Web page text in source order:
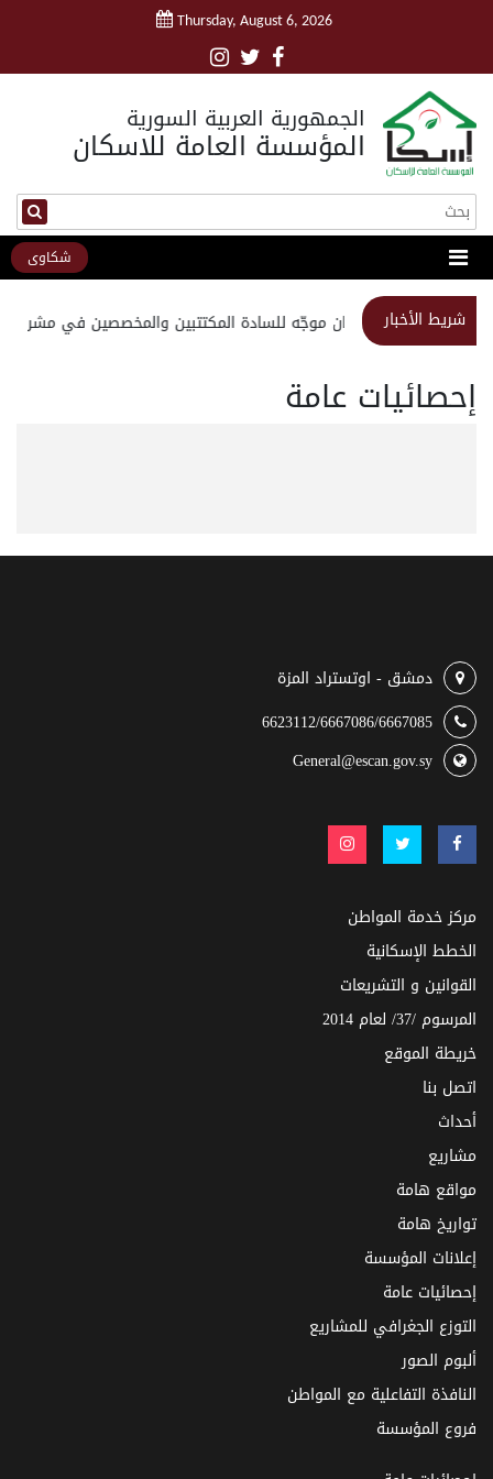
Thursday, August 6, 2026
الجمهورية العربية السورية
المؤسسة العامة للاسكان
شكاوى
شريط الأخباراستبيان موجّه للسادة المكتتبين والمخصصين في مشروع
إحصائيات عامة
دمشق - اوتستراد المزة
6623112/6667086/6667085
General@escan.gov.sy
مركز خدمة المواطن
الخطط الإسكانية
القوانين و التشريعات
المرسوم /37/ لعام 2014
خريطة الموقع
اتصل بنا
أحداث
مشاريع
مواقع هامة
تواريخ هامة
إعلانات المؤسسة
إحصائيات عامة
التوزع الجغرافي للمشاريع
ألبوم الصور
النافذة التفاعلية مع المواطن
فروع المؤسسة